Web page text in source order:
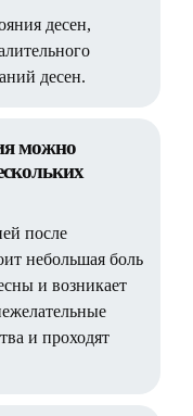
десен,
десен.
можно
после
небольшая боль
и возникает
и проходят